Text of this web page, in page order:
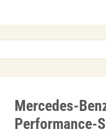
Mercedes-
Performance-